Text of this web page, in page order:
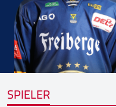
SPIELER